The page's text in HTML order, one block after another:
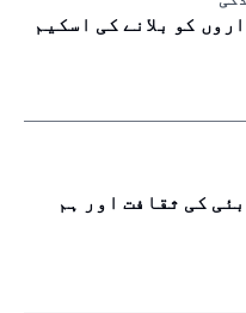
کو بلانے کی اسکیم
کی ثقافت اور ہم